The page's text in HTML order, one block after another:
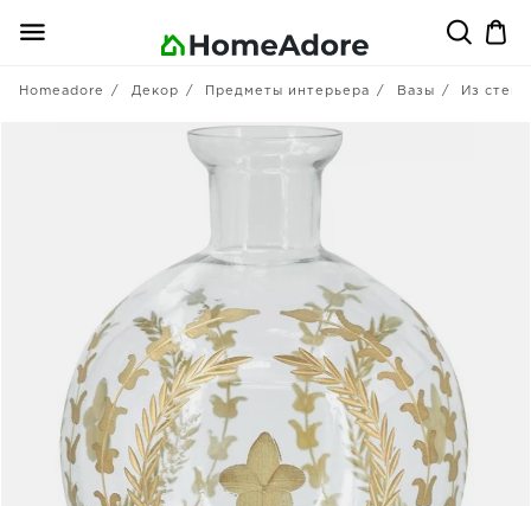
Homeadore Декор Предметы интерьера Вазы Из